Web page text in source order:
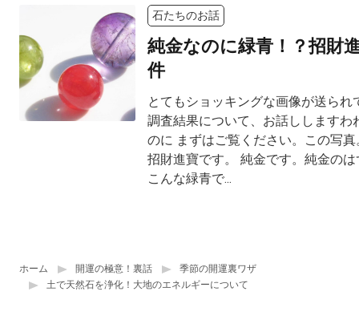
ホーム 開運の極意！裏話
季節の開運裏ワザ
土で天然石を浄化！大地のエネルギーについて
石たちのお話
純金なのに緑青！？招財
件
とてもショッキングな画像が送られ
調査結果について、お話ししますわ
のに まずはご覧ください。この写
招財進寶です。 純金です。純金の
こんな緑青で...